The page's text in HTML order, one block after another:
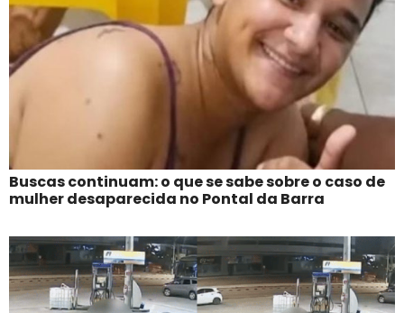
Buscas continuam: o que se sabe sobre o caso de
mulher desaparecida no Pontal da Barra